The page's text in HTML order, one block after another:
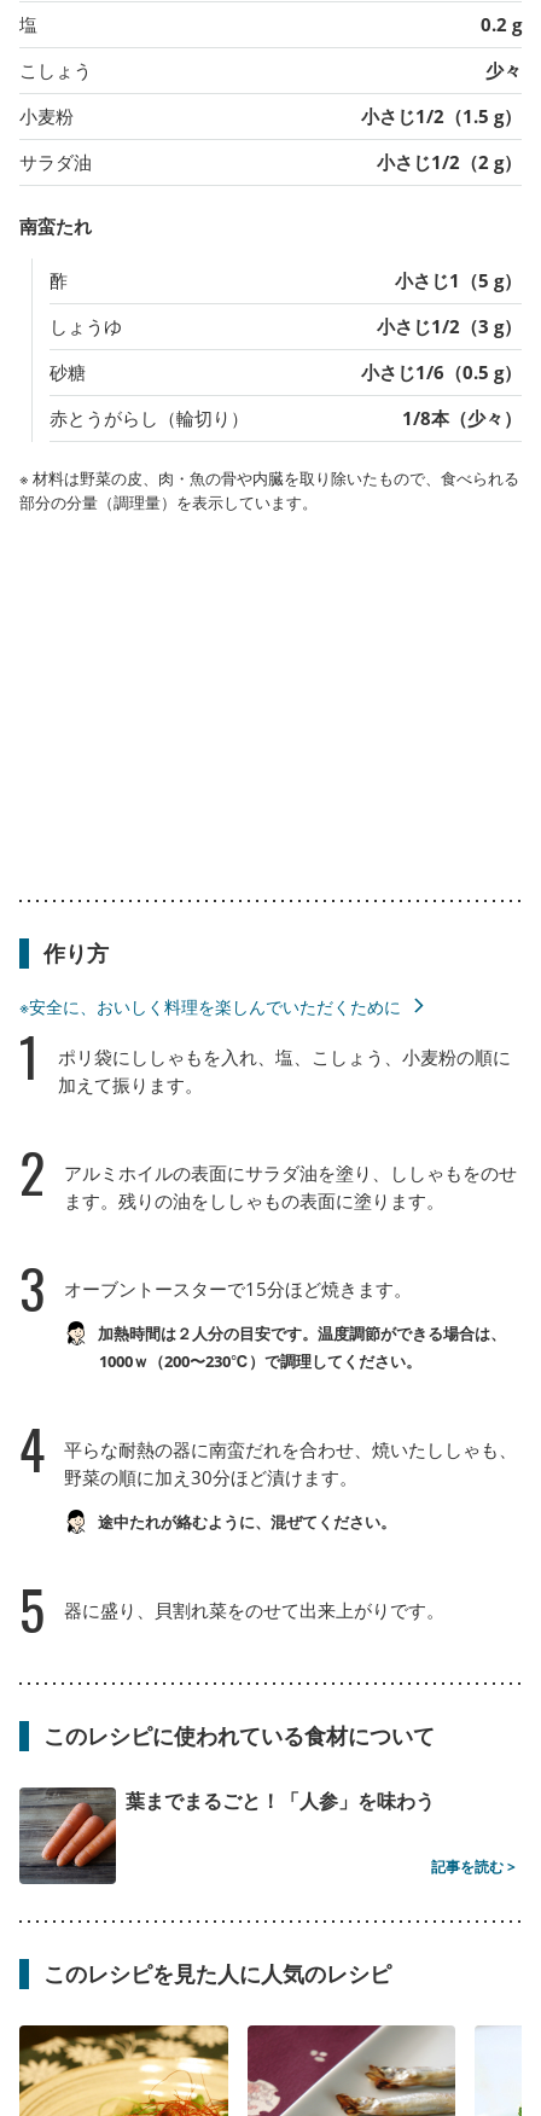
塩
0.2 g
こしょう
少々
小麦粉
小さじ1/2（1.5 g）
サラダ油
小さじ1/2（2 g）
南蛮たれ
酢
小さじ1（5 g）
しょうゆ
小さじ1/2（3 g）
砂糖
小さじ1/6（0.5 g）
赤とうがらし（輪切り）
1/8本（少々）
※ 材料は野菜の皮、肉・魚の骨や内臓を取り除いたもので、食べられる
部分の分量（調理量）を表示しています。
作り方
※安全に、おいしく料理を楽しんでいただくために
1
ポリ袋にししゃもを入れ、塩、こしょう、小麦粉の順に
加えて振ります。
2
アルミホイルの表面にサラダ油を塗り、ししゃもをのせ
ます。残りの油をししゃもの表面に塗ります。
3 オーブントースターで15分ほど焼きます。
加熱時間は２人分の目安です。温度調節ができる場合は、
1000ｗ（200〜230℃）で調理してください。
4
平らな耐熱の器に南蛮だれを合わせ、焼いたししゃも、
野菜の順に加え30分ほど漬けます。
途中たれが絡むように、混ぜてください。
5 器に盛り、貝割れ菜をのせて出来上がりです。
このレシピに使われている食材について
葉までまるごと！「人参」を味わう
記事を読む >
このレシピを見た人に人気のレシピ